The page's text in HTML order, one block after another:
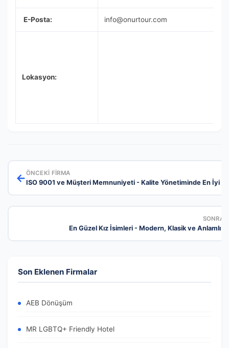
E-Posta: info@onurtour.com
Lokasyon:
←ÖNCEKI FIRMA
ISO 9001 ve Müşteri Memnuniyeti - Kalite Yönetiminde En İyi
En Güzel Kız İsimleri - Modern, Klasik ve Anlamlı
Son Eklenen Firmalar
AEB Dönüşüm
MR LGBTQ+ Friendly Hotel